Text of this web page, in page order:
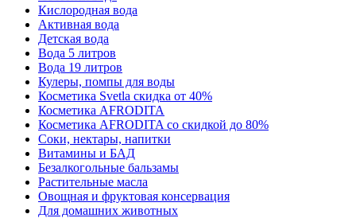
Кислородная вода
Активная вода
Детская вода
Вода 5 литров
Вода 19 литров
Кулеры, помпы для воды
Косметика Svetla скидка от 40%
Косметика AFRODITA
Косметика AFRODITA со скидкой до 80%
Соки, нектары, напитки
Витамины и БАД
Безалкогольные бальзамы
Растительные масла
Овощная и фруктовая консервация
Для домашних животных